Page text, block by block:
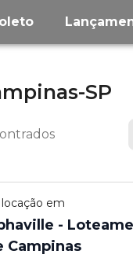
SP
locação em
-
Campinas